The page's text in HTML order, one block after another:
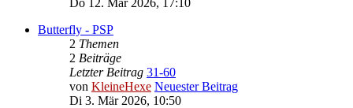
Butterfly - PSP
2 Themen
2 Beiträge
Letzter Beitrag 31-60
von KleineHexe Neuester Beitrag
Di 3. Mär 2026, 10:50